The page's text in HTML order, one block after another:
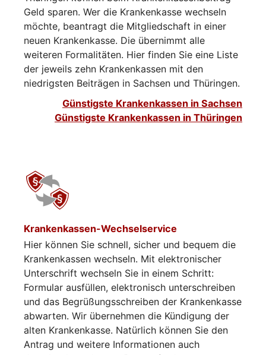
Geld sparen. Wer die Krankenkasse wechseln
möchte, beantragt die Mitgliedschaft in einer
neuen Krankenkasse. Die übernimmt alle
weiteren Formalitäten. Hier finden Sie eine Liste
der jeweils zehn Krankenkassen mit den
niedrigsten Beiträgen in Sachsen und Thüringen.
Günstigste Krankenkassen in Sachsen
Günstigste Krankenkassen in Thüringen
Krankenkassen-Wechselservice
Hier können Sie schnell, sicher und bequem die
Krankenkassen wechseln. Mit elektronischer
Unterschrift wechseln Sie in einem Schritt:
Formular ausfüllen, elektronisch unterschreiben
und das Begrüßungsschreiben der Krankenkasse
abwarten. Wir übernehmen die Kündigung der
alten Krankenkasse. Natürlich können Sie den
Antrag und weitere Informationen auch